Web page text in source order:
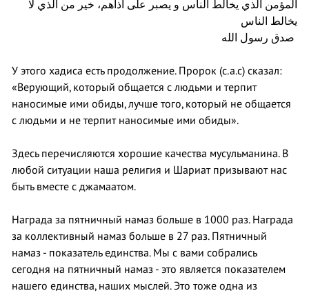
المؤمن الذي يخالط الناس و يصبر على أذاهم، خير من الذي لا
يخالط الناس
У этого хадиса есть продолжение. Пророк (с.а.с) сказал:
«Верующий, который общается с людьми и терпит
наносимые ими обиды, лучше того, который не общается
с людьми и не терпит наносимые ими обиды».
Здесь перечисляются хорошие качества мусульманина. В
любой ситуации наша религия и Шариат призывают нас
быть вместе с джамаатом.
Награда за пятничный намаз больше в 1000 раз. Награда
за коллективный намаз больше в 27 раз. Пятничный
намаз - показатель единства. Мы с вами собрались
сегодня на пятничный намаз - это является показателем
нашего единства, наших мыслей. Это тоже одна из